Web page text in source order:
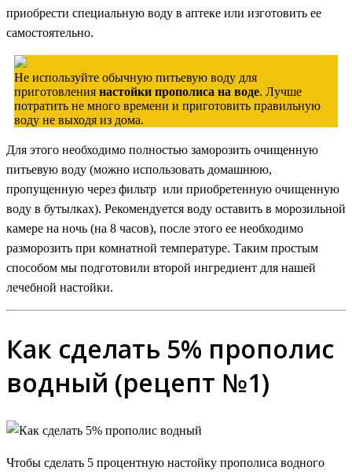
приобрести специальную воду в аптеке или изготовить ее
самостоятельно.
Не используйте обычную питьевую воду для
приготовления настойки прополиса на воде. Лучше
потратить не много времени и приготовить правильную
воду не выходя из дома.
Для этого необходимо полностью заморозить очищенную
питьевую воду (можно использовать домашнюю,
пропущенную через фильтр или приобретенную очищенную
воду в бутылках). Рекомендуется воду оставить в морозильной
камере на ночь (на 8 часов), после этого ее необходимо
разморозить при комнатной температуре. Таким простым
способом мы подготовили второй ингредиент для нашей
лечебной настойки.
Как сделать 5% прополис
водный (рецепт №1)
Чтобы сделать 5 процентную настойку прополиса водного